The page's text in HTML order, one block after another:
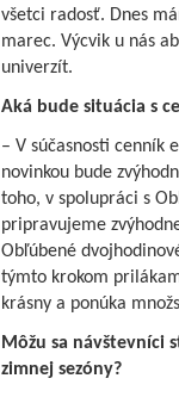
všetci radosť. Dnes
marec. Výcvik u nás
univerzít.
Aká bude situácia s
– V súčasnosti cenník
novinkou bude
toho, v spolupráci s
pripravujeme
Obľúbené
týmto krokom
krásny a ponúka
Môžu sa návštevníci
zimnej sezóny?